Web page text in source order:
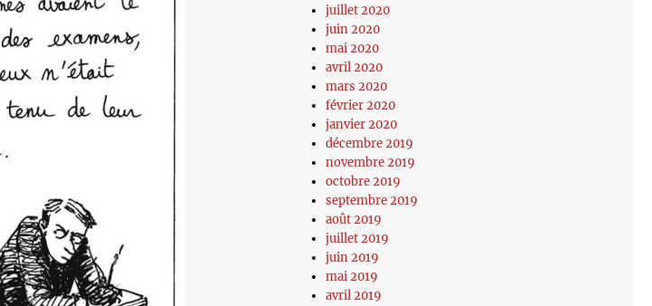
juillet 2020
juin 2020
mai 2020
avril 2020
mars 2020
février 2020
janvier 2020
décembre 2019
novembre 2019
octobre 2019
septembre 2019
août 2019
juillet 2019
juin 2019
mai 2019
avril 2019